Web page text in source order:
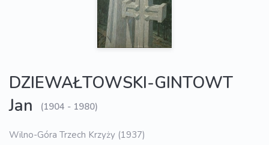
DZIEWAŁTOWSKI-GINTOWT
Jan
(1904 - 1980)
Wilno-Góra Trzech Krzyży (1937)